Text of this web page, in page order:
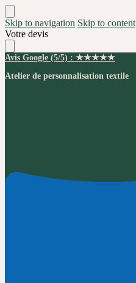
Skip to navigation Skip to content
Votre devis
Avis Google (5/5) : ★★★★★
Atelier de personnalisation textile